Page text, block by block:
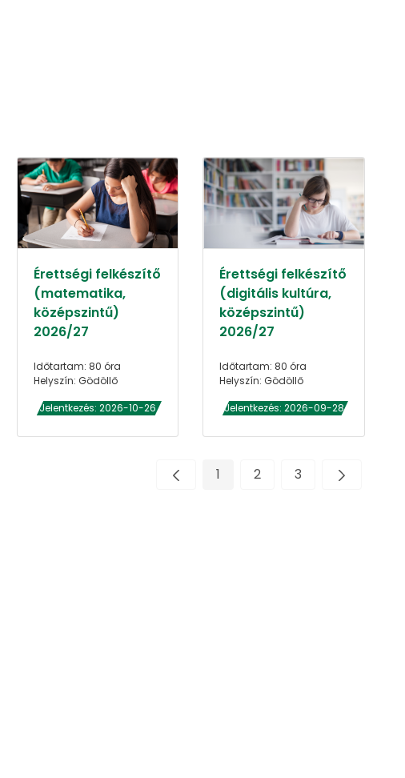
Érettségi felkészítő
(matematika,
középszintű)
2026/27
Időtartam: 80 óra
Helyszín: Gödöllő
Jelentkezés: 2026-10-26
Érettségi felkészítő
(digitális kultúra,
középszintű)
2026/27
Időtartam: 80 óra
Helyszín: Gödöllő
Jelentkezés: 2026-09-28
Oldal
1 Oldal
2 Oldal
3